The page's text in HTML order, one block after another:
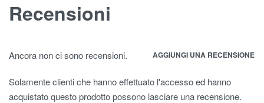
Recensioni
Ancora non ci sono recensioni. AGGIUNGI UNA RECENSIONE
Solamente clienti che hanno effettuato l'accesso ed hanno
acquistato questo prodotto possono lasciare una recensione.